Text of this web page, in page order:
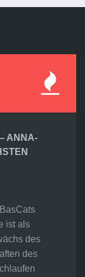
ANNA-
ist als
des
des